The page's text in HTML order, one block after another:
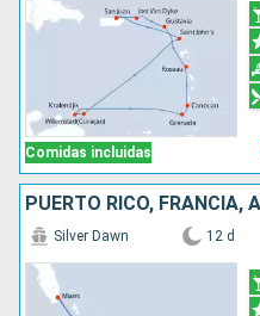
Comidas incluidas
Silver Dawn 12 d